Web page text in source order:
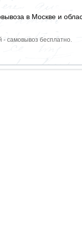
в Москве и
- самовывоз бесплатно.